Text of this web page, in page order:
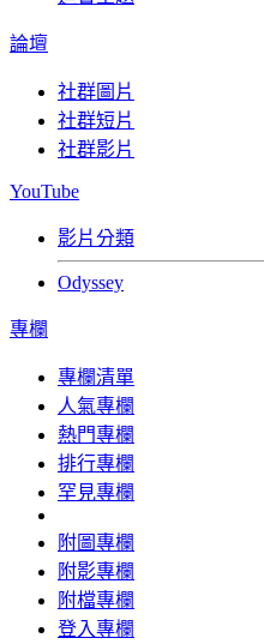
論壇
社群圖片
社群短片
社群影片
YouTube
影片分類
Odyssey
專欄
專欄清單
人氣專欄
熱門專欄
排行專欄
罕見專欄
附圖專欄
附影專欄
附檔專欄
登入專欄